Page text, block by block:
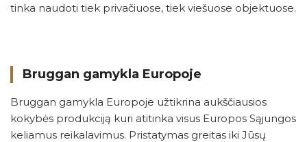
tinka naudoti tiek privačiuose, tiek viešuose objektuose.
Bruggan gamykla Europoje
Bruggan gamykla Europoje užtikrina aukščiausios
kokybės produkciją kuri atitinka visus Europos Sąjungos
keliamus reikalavimus. Pristatymas greitas iki Jūsų